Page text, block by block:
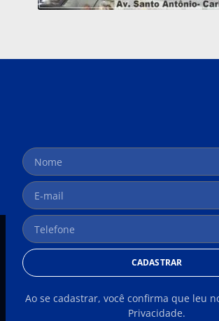
CADASTRAR
Ao se cadastrar, você confirma que leu
Privacidade.